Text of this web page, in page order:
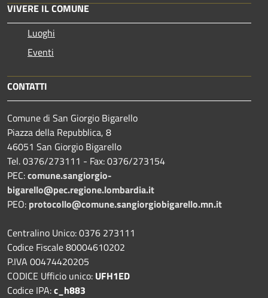
VIVERE IL COMUNE
Luoghi
Eventi
CONTATTI
Comune di San Giorgio Bigarello
Piazza della Repubblica, 8
46051 San Giorgio Bigarello
Tel. 0376/273111 - Fax: 0376/273154
PEC:comune.sangiorgio-
bigarello@pec.regione.lombardia.it
PEO: protocollo@comune.sangiorgiobigarello.mn.it
Centralino Unico: 0376 273111
Codice Fiscale 80004610202
P.IVA 00474420205
CODICE Ufficio unico: UFH1ED
Codice IPA:c_h883